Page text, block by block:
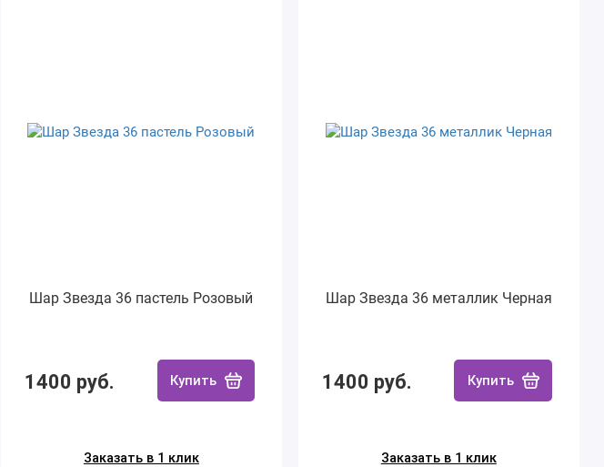
Шар Звезда 36 пастель Розовый
1400 руб. Купить
Заказать в 1 клик
Шар Звезда 36 металлик Черная
1400 руб. Купить
Заказать в 1 клик